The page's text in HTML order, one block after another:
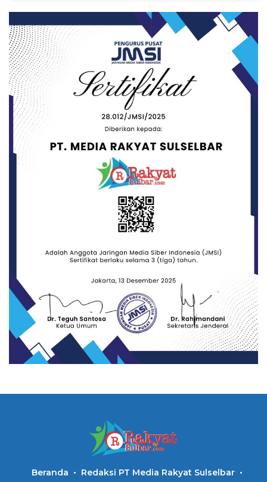
Beranda
Redaksi PT Media Rakyat Sulselbar